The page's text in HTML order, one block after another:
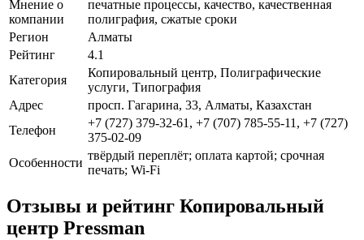
Мнение о
компании
печатные процессы, качество, качественная
полиграфия, сжатые сроки
Регион
Алматы
Рейтинг
4.1
Категория
Копировальный центр, Полиграфические
услуги, Типография
Адрес
просп. Гагарина, 33, Алматы, Казахстан
Телефон
+7 (727) 379-32-61, +7 (707) 785-55-11, +7 (727)
375-02-09
Особенности
твёрдый переплёт; оплата картой; срочная
печать; Wi-Fi
Отзывы и рейтинг Копировальный
центр Pressman